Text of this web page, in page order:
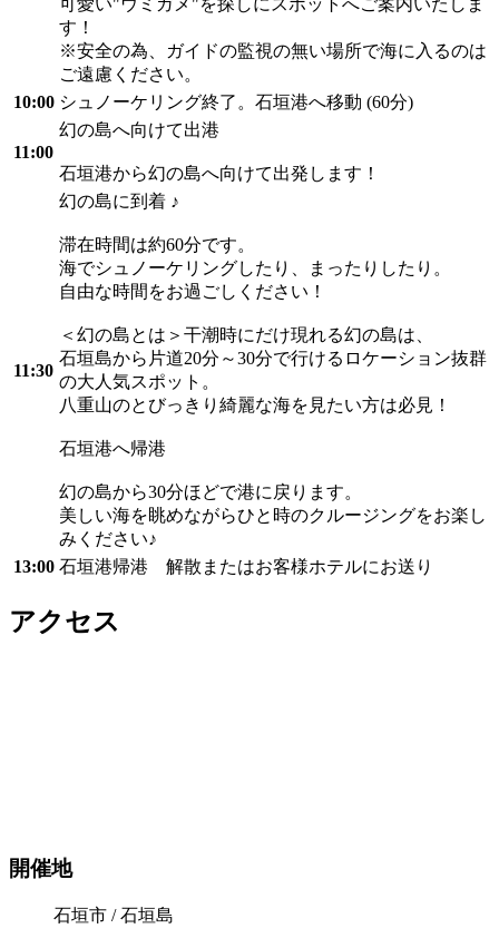
す！
※安全の為、ガイドの監視の無い場所で海に入るのは
ご遠慮ください。
10:00 シュノーケリング終了。石垣港へ移動 (60分)
11:00
幻の島へ向けて出港
石垣港から幻の島へ向けて出発します！
11:30
幻の島に到着 ♪
滞在時間は約60分です。
海でシュノーケリングしたり、まったりしたり。
自由な時間をお過ごしください！
＜幻の島とは＞干潮時にだけ現れる幻の島は、
石垣島から片道20分～30分で行けるロケーション抜群
の大人気スポット。
八重山のとびっきり綺麗な海を見たい方は必見！
石垣港へ帰港
幻の島から30分ほどで港に戻ります。
美しい海を眺めながらひと時のクルージングをお楽し
みください♪
13:00 石垣港帰港 解散またはお客様ホテルにお送り
アクセス
開催地
石垣市 / 石垣島